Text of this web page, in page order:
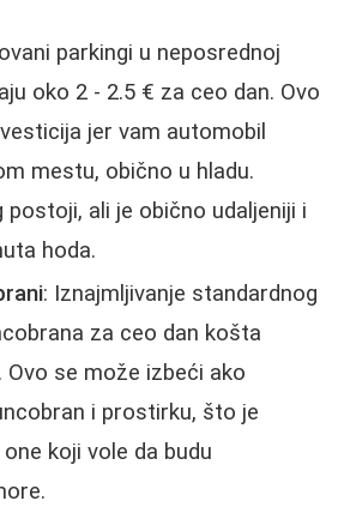
parkingi u neposrednoj
oko 2 - 2.5 € za ceo dan. Ovo
jer vam automobil
mestu, obično u hladu.
postoji, ali je obično udaljeniji i
hoda.
: Iznajmljivanje standardnog
za ceo dan košta
Ovo se može izbeći ako
i prostirku, što je
koji vole da budu